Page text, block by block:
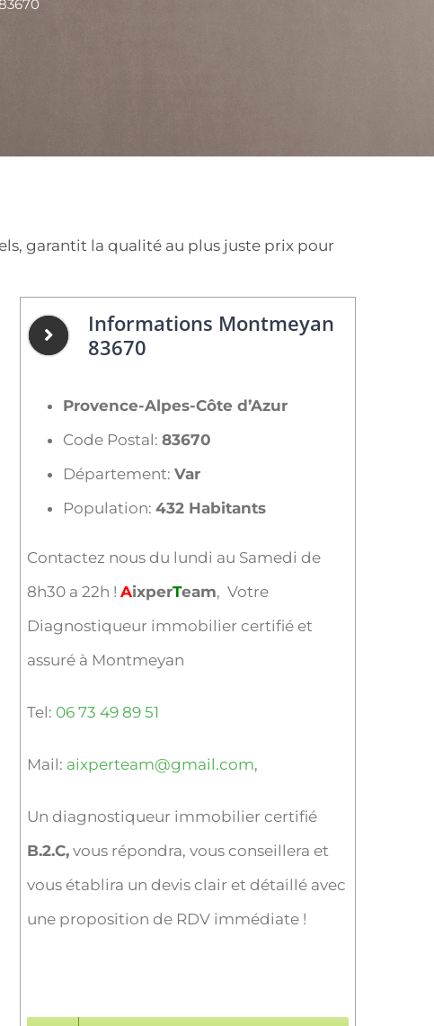
garantit la qualité au plus juste prix pour
Informations Montmeyan
83670
Provence-Alpes-Côte d’Azur
Code Postal:83670
Département:Var
Population:432 Habitants
Contactez nous du lundi au Samedi de
8h30 a 22h !AixperTeam, Votre
Diagnostiqueur immobilier certifié et
assuré à Montmeyan
Tel: 06 73 49 89 51
Mail: aixperteam@gmail.com,
Un diagnostiqueur immobilier certifié
B.2.C, vous répondra, vous conseillera et
vous établira un devis clair et détaillé avec
une proposition de RDV immédiate !